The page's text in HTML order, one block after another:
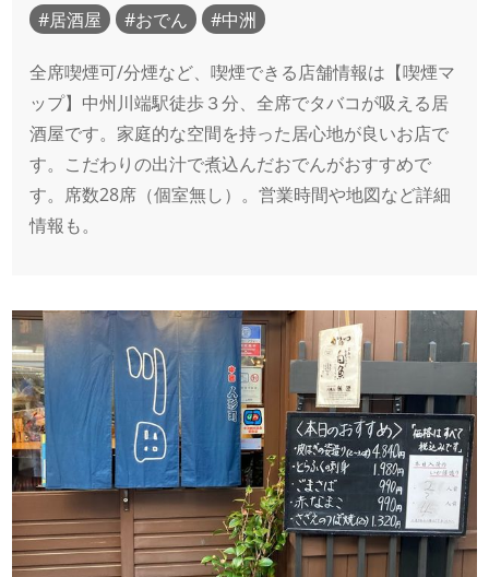
居酒屋 おでん 中洲
全席喫煙可/分煙など、喫煙できる店舗情報は【喫煙マ
ップ】中州川端駅徒歩３分、全席でタバコが吸える居
酒屋です。家庭的な空間を持った居心地が良いお店で
す。こだわりの出汁で煮込んだおでんがおすすめで
す。席数28席（個室無し）。営業時間や地図など詳細
情報も。